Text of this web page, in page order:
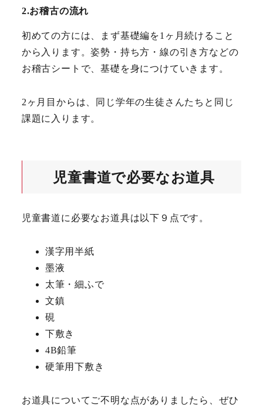
2.お稽古の流れ
初めての方には、まず基礎編を1ヶ月続けること
から入ります。姿勢・持ち方・線の引き方などの
お稽古シートで、基礎を身につけていきます。
2ヶ月目からは、同じ学年の生徒さんたちと同じ
課題に入ります。
児童書道で必要なお道具
児童書道に必要なお道具は以下９点です。
漢字用半紙
墨液
太筆・細ふで
文鎮
硯
下敷き
4B鉛筆
硬筆用下敷き
お道具についてご不明な点がありましたら、ぜひ